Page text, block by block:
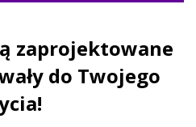
zaprojektowane
do Twojego